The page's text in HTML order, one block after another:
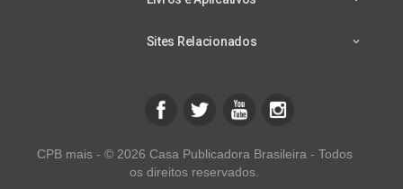
Sites Relacionados
CPB mais - © 2026 Casa Publicadora Brasileira - Todos
os direitos reservados.